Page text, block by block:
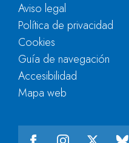
Aviso legal
Política de privacidad
Cookies
Guía de navegación
Accesibilidad
Mapa web